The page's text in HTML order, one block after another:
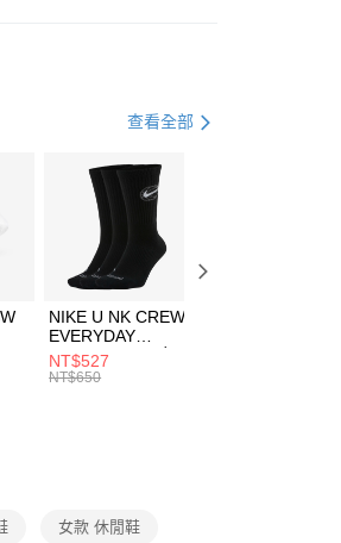
，將跳轉至「AFTEE先享後
即可完成結帳。
。
訊中的連結，可透過四大超商
方視為交易完成。
，但若您需要取消訂單，請聯
仍視為有效，需透過AFTEE
AFTEE先享後付」服務完成之
料，並將交易相關給付款項請
費
費
費
查看全部
NIKE U NK CREW
EVERYDAY
BBALL 3PR 男女
長統襪
NT$527
NT$650
女款 休閒鞋